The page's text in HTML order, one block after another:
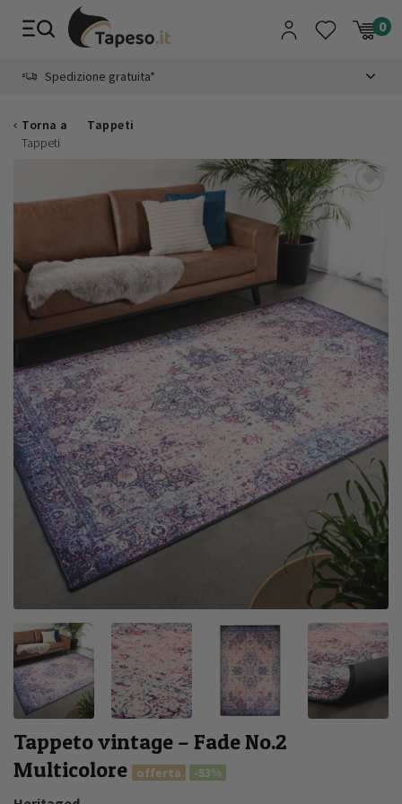
Spedizione gratuita*
Torna a
Tappeti
Tappeti
Tappeto vintage – Fade No.2
Multicolore
offerta -53%